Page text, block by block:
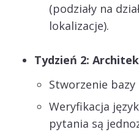
(podziały na
lokalizacje).
Tydzień 2:
Stworzenie
Weryfikacja
pytania są